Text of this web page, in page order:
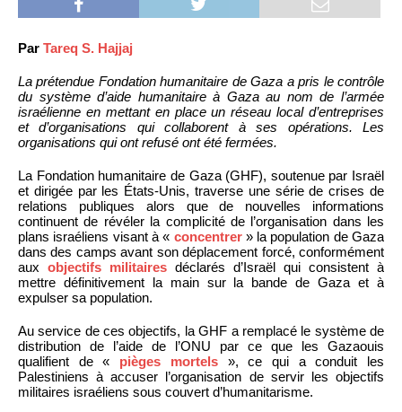
Par Tareq S. Hajjaj
La prétendue Fondation humanitaire de Gaza a pris le contrôle
du système d’aide humanitaire à Gaza au nom de l’armée
israélienne en mettant en place un réseau local d’entreprises
et d’organisations qui collaborent à ses opérations. Les
organisations qui ont refusé ont été fermées.
La Fondation humanitaire de Gaza (GHF), soutenue par Israël
et dirigée par les États-Unis, traverse une série de crises de
relations publiques alors que de nouvelles informations
continuent de révéler la complicité de l’organisation dans les
plans israéliens visant à « concentrer» la population de Gaza
dans des camps avant son déplacement forcé, conformément
aux objectifs militaires déclarés d’Israël qui consistent à
mettre définitivement la main sur la bande de Gaza et à
expulser sa population.
Au service de ces objectifs, la GHF a remplacé le système de
distribution de l’aide de l’ONU par ce que les Gazaouis
qualifient de « pièges mortels», ce qui a conduit les
Palestiniens à accuser l’organisation de servir les objectifs
militaires israéliens sous couvert d’humanitarisme.